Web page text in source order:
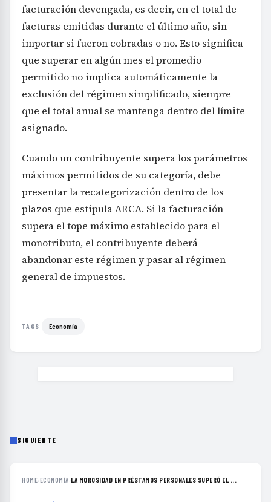
facturación devengada, es decir, en el total de
facturas emitidas durante el último año, sin
importar si fueron cobradas o no. Esto significa
que superar en algún mes el promedio
permitido no implica automáticamente la
exclusión del régimen simplificado, siempre
que el total anual se mantenga dentro del límite
asignado.
Cuando un contribuyente supera los parámetros
máximos permitidos de su categoría, debe
presentar la recategorización dentro de los
plazos que estipula ARCA. Si la facturación
supera el tope máximo establecido para el
monotributo, el contribuyente deberá
abandonar este régimen y pasar al régimen
general de impuestos.
TAGS Economía
SIGUIENTE
HOME›ECONOMÍA›LA MOROSIDAD EN PRÉSTAMOS PERSONALES SUPERÓ EL ...